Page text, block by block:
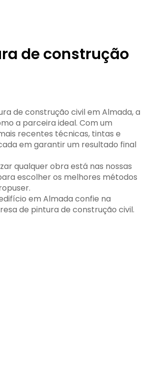
de construção
de construção civil em Almada, a
a parceira ideal. Com um
recentes técnicas, tintas e
em garantir um resultado final
qualquer obra está nas nossas
escolher os melhores métodos
em Almada confie na
de pintura de construção civil.